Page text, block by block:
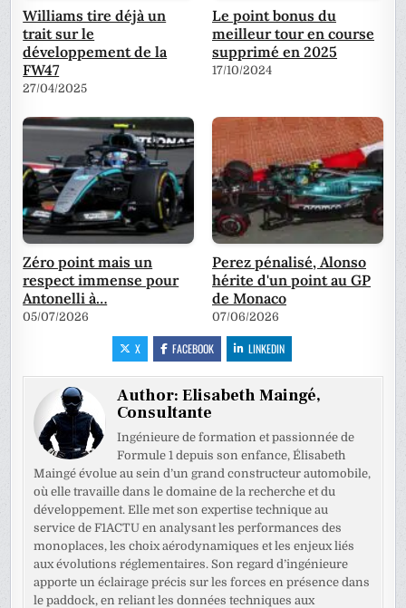
Williams tire déjà un
trait sur le
développement de la
FW47
27/04/2025
Le point bonus du
meilleur tour en course
supprimé en 2025
17/10/2024
Zéro point mais un
respect immense pour
Antonelli à…
05/07/2026
Perez pénalisé, Alonso
hérite d'un point au GP
de Monaco
07/06/2026
X FACEBOOK LINKEDIN
Author:Elisabeth Maingé,
Consultante
Ingénieure de formation et passionnée de
Formule 1 depuis son enfance, Élisabeth
Maingé évolue au sein d’un grand constructeur automobile,
où elle travaille dans le domaine de la recherche et du
développement. Elle met son expertise technique au
service de F1ACTU en analysant les performances des
monoplaces, les choix aérodynamiques et les enjeux liés
aux évolutions réglementaires. Son regard d’ingénieure
apporte un éclairage précis sur les forces en présence dans
le paddock, en reliant les données techniques aux